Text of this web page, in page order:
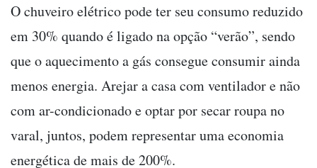
O chuveiro elétrico pode ter seu consumo reduzido
em 30% quando é ligado na opção “verão”, sendo
que o aquecimento a gás consegue consumir ainda
menos energia. Arejar a casa com ventilador e não
com ar-condicionado e optar por secar roupa no
varal, juntos, podem representar uma economia
energética de mais de 200%.